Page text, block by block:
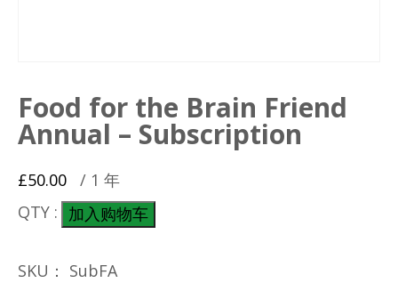
Food for the Brain Friend
Annual – Subscription
£50.00
/ 1 年
Food
Brain
QTY : 加入购物车
SKU： SubFA